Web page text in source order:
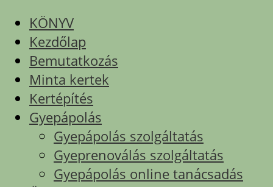
KÖNYV
Kezdőlap
Bemutatkozás
Minta kertek
Kertépítés
Gyepápolás
Gyepápolás szolgáltatás
Gyeprenoválás szolgáltatás
Gyepápolás online tanácsadás